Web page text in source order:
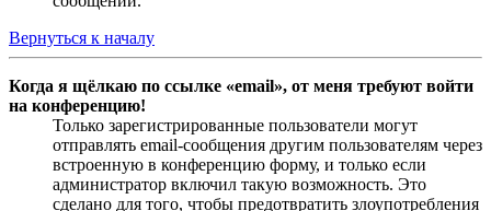
Вернуться к началу
Когда я щёлкаю по ссылке «email», от меня требуют войти
на конференцию!
Только зарегистрированные пользователи могут
отправлять email-сообщения другим пользователям через
встроенную в конференцию форму, и только если
администратор включил такую возможность. Это
сделано для того, чтобы предотвратить злоупотребления